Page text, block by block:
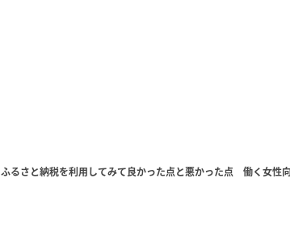
ふるさと納税を利用してみて良かった点と悪かった点 働く女性